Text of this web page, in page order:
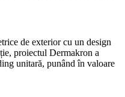
de exterior cu un design
proiectul Dermakron a
unitară, punând în valoare